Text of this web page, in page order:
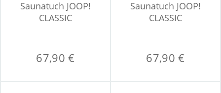
Saunatuch JOOP!
CLASSIC
67,90 €
Saunatuch JOOP!
CLASSIC
67,90 €